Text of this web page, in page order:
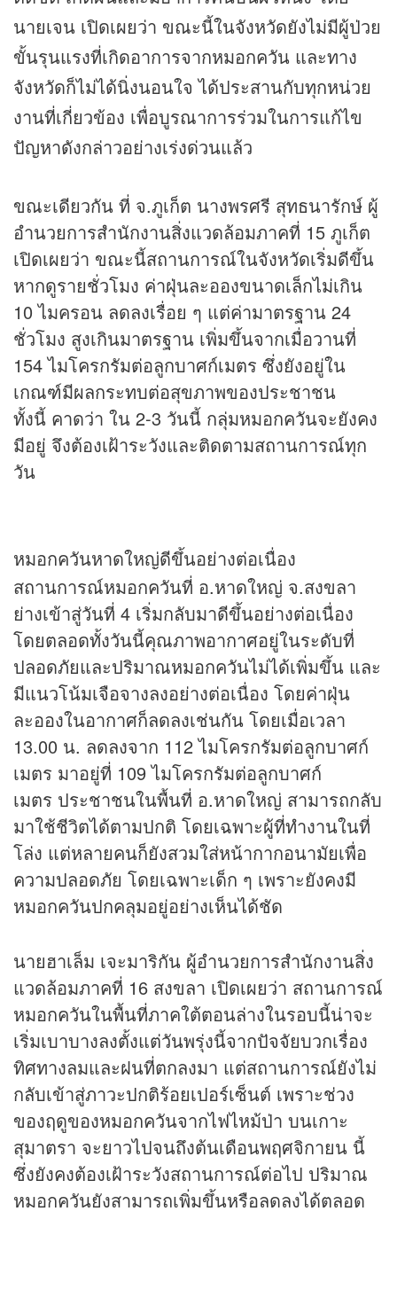
นายเจน เปิดเผยว่า ขณะนี้ในจังหวัดยังไม่มีผู้ป่วย
ขั้นรุนแรงที่เกิดอาการจากหมอกควัน และทาง
จังหวัดก็ไม่ได้นิ่งนอนใจ ได้ประสานกับทุกหน่วย
งานที่เกี่ยวข้อง เพื่อบูรณาการร่วมในการแก้ไข
ปัญหาดังกล่าวอย่างเร่งด่วนแล้ว
ขณะเดียวกัน ที่ จ.ภูเก็ต นางพรศรี สุทธนารักษ์ ผู้
อำนวยการสำนักงานสิ่งแวดล้อมภาคที่ 15 ภูเก็ต
เปิดเผยว่า ขณะนี้สถานการณ์ในจังหวัดเริ่มดีขึ้น
หากดูรายชั่วโมง ค่าฝุ่นละอองขนาดเล็กไม่เกิน
10 ไมครอน ลดลงเรื่อย ๆ แต่ค่ามาตรฐาน 24
ชั่วโมง สูงเกินมาตรฐาน เพิ่มขึ้นจากเมื่อวานที่
154 ไมโครกรัมต่อลูกบาศก์เมตร ซึ่งยังอยู่ใน
เกณฑ์มีผลกระทบต่อสุขภาพของประชาชน
ทั้งนี้ คาดว่า ใน 2-3 วันนี้ กลุ่มหมอกควันจะยังคง
มีอยู่ จึงต้องเฝ้าระวังและติดตามสถานการณ์ทุก
วัน
หมอกควันหาดใหญ่ดีขึ้นอย่างต่อเนื่อง
สถานการณ์หมอกควันที่ อ.หาดใหญ่ จ.สงขลา
ย่างเข้าสู่วันที่ 4 เริ่มกลับมาดีขึ้นอย่างต่อเนื่อง
โดยตลอดทั้งวันนี้คุณภาพอากาศอยู่ในระดับที่
ปลอดภัยและปริมาณหมอกควันไม่ได้เพิ่มขึ้น และ
มีแนวโน้มเจือจางลงอย่างต่อเนื่อง โดยค่าฝุ่น
ละอองในอากาศก็ลดลงเช่นกัน โดยเมื่อเวลา
13.00 น. ลดลงจาก 112 ไมโครกรัมต่อลูกบาศก์
เมตร มาอยู่ที่ 109 ไมโครกรัมต่อลูกบาศก์
เมตร ประชาชนในพื้นที่ อ.หาดใหญ่ สามารถกลับ
มาใช้ชีวิตได้ตามปกติ โดยเฉพาะผู้ที่ทำงานในที่
โล่ง แต่หลายคนก็ยังสวมใส่หน้ากากอนามัยเพื่อ
ความปลอดภัย โดยเฉพาะเด็ก ๆ เพราะยังคงมี
หมอกควันปกคลุมอยู่อย่างเห็นได้ชัด
นายฮาเล็ม เจะมาริกัน ผู้อำนวยการสำนักงานสิ่ง
แวดล้อมภาคที่ 16 สงขลา เปิดเผยว่า สถานการณ์
หมอกควันในพื้นที่ภาคใต้ตอนล่างในรอบนี้น่าจะ
เริ่มเบาบางลงตั้งแต่วันพรุ่งนี้จากปัจจัยบวกเรื่อง
ทิศทางลมและฝนที่ตกลงมา แต่สถานการณ์ยังไม่
กลับเข้าสู่ภาวะปกติร้อยเปอร์เซ็นต์ เพราะช่วง
ของฤดูของหมอกควันจากไฟไหม้ป่า บนเกาะ
สุมาตรา จะยาวไปจนถึงต้นเดือนพฤศจิกายน นี้
ซึ่งยังคงต้องเฝ้าระวังสถานการณ์ต่อไป ปริมาณ
หมอกควันยังสามารถเพิ่มขึ้นหรือลดลงได้ตลอด